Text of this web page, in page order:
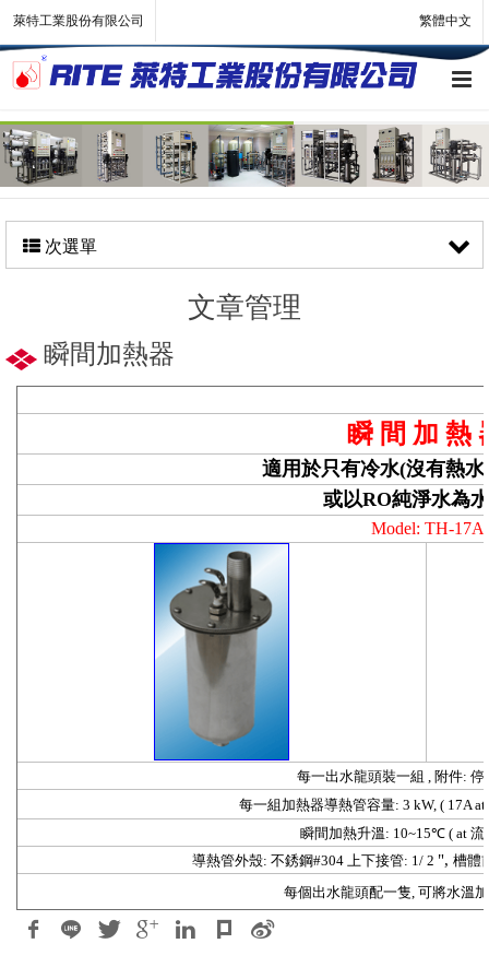
繁體中文
萊特工業股份有限公司
次選單
文章管理
瞬間加熱器
瞬 間 加 熱
適用於只有冷水(沒有熱
或以RO純淨水為
Model: TH-17A
每一出水龍頭裝一組 , 附件:
每一組加熱器導熱管容量: 3 kW, ( 17A
瞬間加熱升溫: 10~15℃ ( at 流
導熱管外殼: 不銹鋼#304 上下接管: 1/ 2 ", 槽體
每個出水龍頭配一隻 , 可將水溫